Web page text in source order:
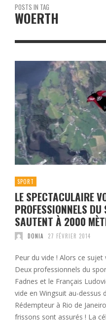
POSTS IN TAG
WOERTH
SPORT
LE SPECTACULAIRE
PROFESSIONNELS
SAUTENT À 2000
DONIA 27 FÉVRIER 2014
Peur du vide ! Alors ce
Deux professionnels du
Fadnes et le Français
vide en Wingsuit au-dessus
Rédempteur à Rio de
frissons sont assurés ! La